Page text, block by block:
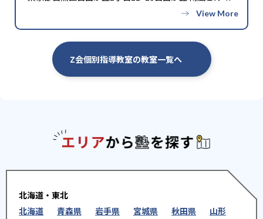
Z会個別指導教室の教室一覧へ
北海道・東北
北海道
青森県 岩手県 宮城県 秋田県
山形